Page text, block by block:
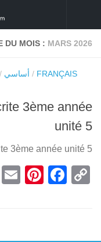
DU MOIS : MARS 2026
FRANÇAIS
/ أساسي /
3ème année
unité 5
3ème année unité 5
Copy